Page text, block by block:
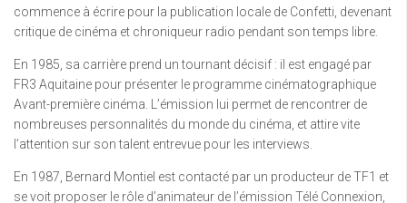
commence à écrire pour la publication locale de Confetti, devenant
critique de cinéma et chroniqueur radio pendant son temps libre.
En 1985, sa carrière prend un tournant décisif : il est engagé par
FR3 Aquitaine pour présenter le programme cinématographique
Avant-première cinéma. L’émission lui permet de rencontrer de
nombreuses personnalités du monde du cinéma, et attire vite
l’attention sur son talent entrevue pour les interviews.
En 1987, Bernard Montiel est contacté par un producteur de TF1 et
se voit proposer le rôle d’animateur de l’émission Télé Connexion,